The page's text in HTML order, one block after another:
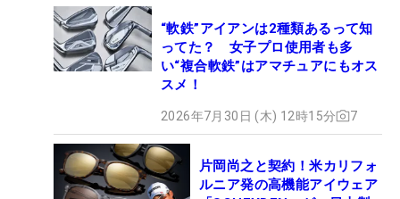
“軟鉄”アイアンは2種類あるって知
ってた？ 女子プロ使用者も多
い“複合軟鉄”はアマチュアにもオス
スメ！
2026年7月30日 (木) 12時15分 7
片岡尚之と契約！米カリフォ
ルニア発の高機能アイウェア